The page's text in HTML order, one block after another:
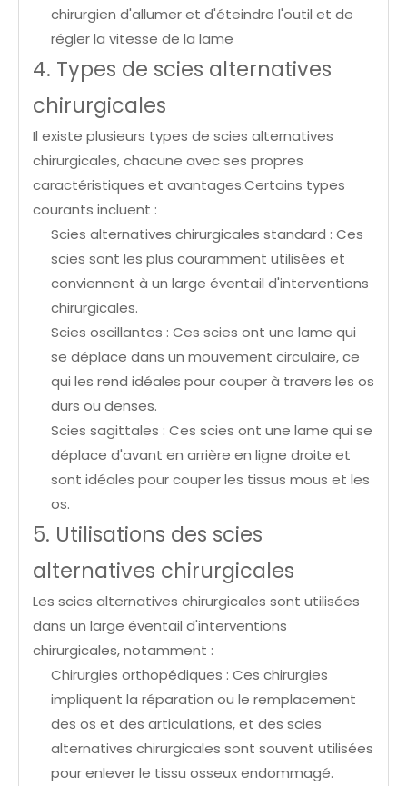
chirurgien d'allumer et d'éteindre l'outil et de
régler la vitesse de la lame
4. Types de scies alternatives
chirurgicales
Il existe plusieurs types de scies alternatives
chirurgicales, chacune avec ses propres
caractéristiques et avantages.Certains types
courants incluent :
Scies alternatives chirurgicales standard : Ces
scies sont les plus couramment utilisées et
conviennent à un large éventail d'interventions
chirurgicales.
Scies oscillantes : Ces scies ont une lame qui
se déplace dans un mouvement circulaire, ce
qui les rend idéales pour couper à travers les os
durs ou denses.
Scies sagittales : Ces scies ont une lame qui se
déplace d'avant en arrière en ligne droite et
sont idéales pour couper les tissus mous et les
os.
5. Utilisations des scies
alternatives chirurgicales
Les scies alternatives chirurgicales sont utilisées
dans un large éventail d'interventions
chirurgicales, notamment :
Chirurgies orthopédiques : Ces chirurgies
impliquent la réparation ou le remplacement
des os et des articulations, et des scies
alternatives chirurgicales sont souvent utilisées
pour enlever le tissu osseux endommagé.